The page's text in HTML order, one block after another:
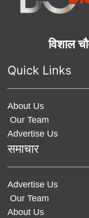
विशाल
Quick Links
About Us
Our Team
Advertise Us
समाचार
Advertise Us
Our Team
About Us